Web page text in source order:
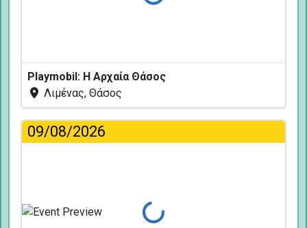
Playmobil: Η Αρχαία Θάσος
Λιμένας, Θάσος
09/08/2026
Φόρτωση...